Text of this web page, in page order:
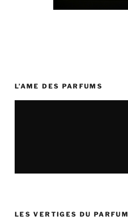
L’AME DES PARFUMS
LES VERTIGES DU PARFUM